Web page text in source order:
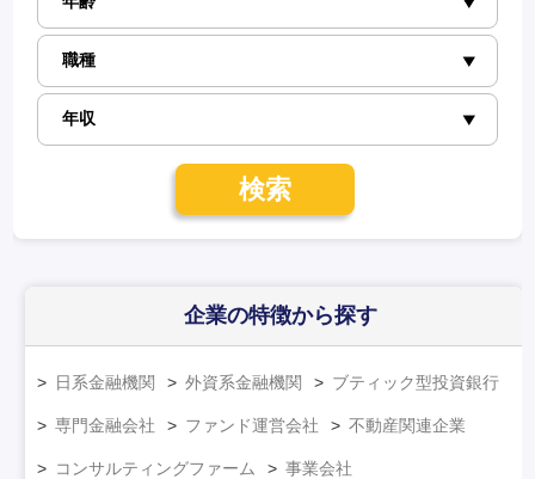
検索
企業の特徴から探す
日系金融機関 外資系金融機関 ブティック型投資銀行
専門金融会社 ファンド運営会社 不動産関連企業
コンサルティングファーム 事業会社